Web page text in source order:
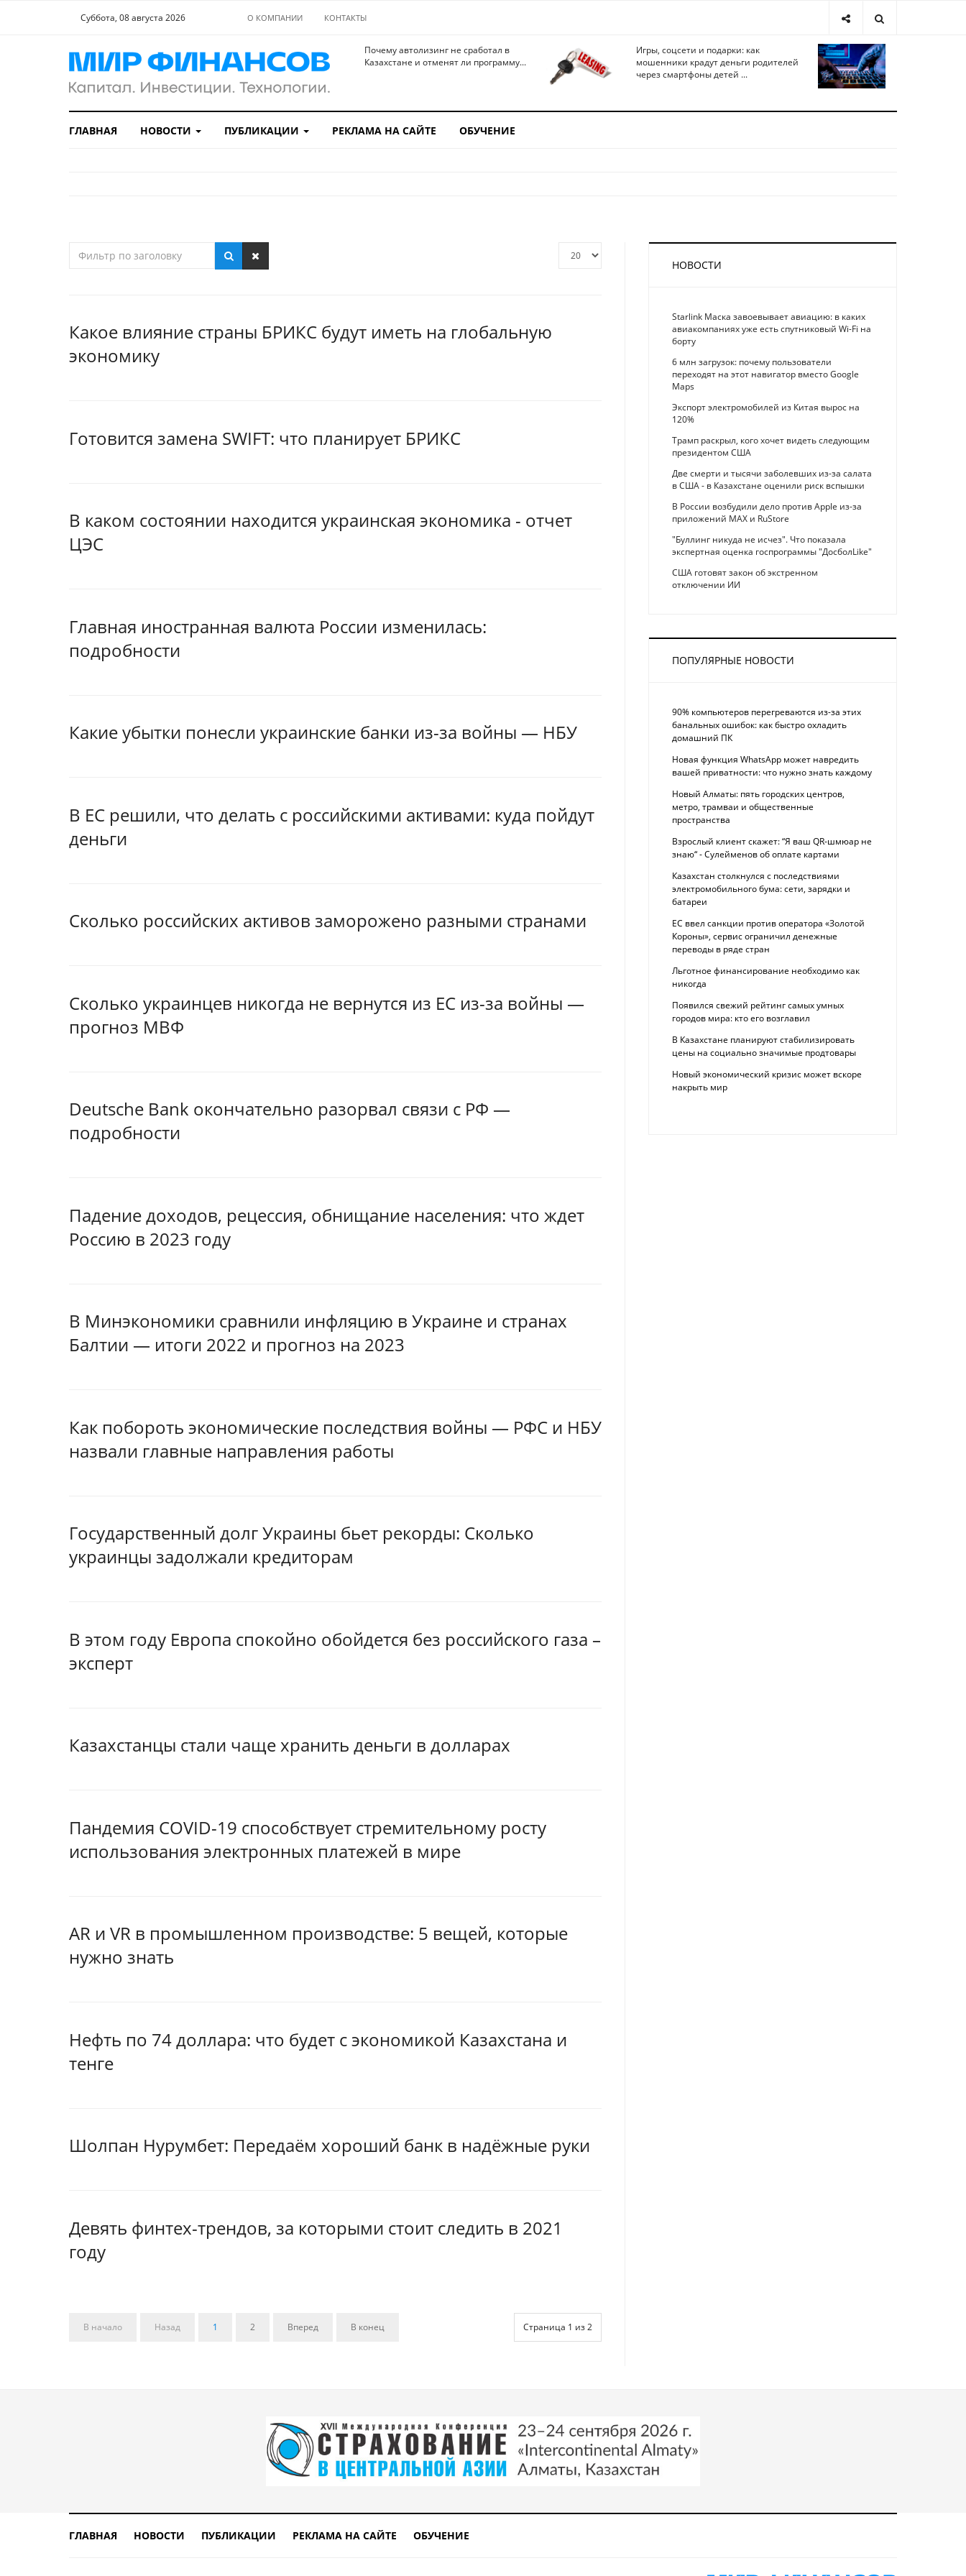
Суббота, 08 августа 2026 О КОМПАНИИ КОНТАКТЫ
Почему автолизинг не сработал в
Казахстане и отменят ли программу...
Игры, соцсети и подарки: как
мошенники крадут деньги родителей
через смартфоны детей ...
ГЛАВНАЯ НОВОСТИ ПУБЛИКАЦИИ РЕКЛАМА НА САЙТЕ ОБУЧЕНИЕ
Какое влияние страны БРИКС будут иметь на глобальную
экономику
Готовится замена SWIFT: что планирует БРИКС
В каком состоянии находится украинская экономика - отчет
ЦЭС
Главная иностранная валюта России изменилась:
подробности
Какие убытки понесли украинские банки из-за войны — НБУ
В ЕС решили, что делать с российскими активами: куда пойдут
деньги
Сколько российских активов заморожено разными странами
Сколько украинцев никогда не вернутся из ЕС из-за войны —
прогноз МВФ
Deutsche Bank окончательно разорвал связи с РФ —
подробности
Падение доходов, рецессия, обнищание населения: что ждет
Россию в 2023 году
В Минэкономики сравнили инфляцию в Украине и странах
Балтии — итоги 2022 и прогноз на 2023
Как побороть экономические последствия войны — РФС и НБУ
назвали главные направления работы
Государственный долг Украины бьет рекорды: Сколько
украинцы задолжали кредиторам
В этом году Европа спокойно обойдется без российского газа –
эксперт
Казахстанцы стали чаще хранить деньги в долларах
Пандемия COVID-19 способствует стремительному росту
использования электронных платежей в мире
AR и VR в промышленном производстве: 5 вещей, которые
нужно знать
Нефть по 74 доллара: что будет с экономикой Казахстана и
тенге
Шолпан Нурумбет: Передаём хороший банк в надёжные руки
Девять финтех-трендов, за которыми стоит следить в 2021
году
Страница 1 из 2
В начало Назад 1 2 Вперед В конец
НОВОСТИ
Starlink Маска завоевывает авиацию: в каких
авиакомпаниях уже есть спутниковый Wi-Fi на
борту
6 млн загрузок: почему пользователи
переходят на этот навигатор вместо Google
Maps
Экспорт электромобилей из Китая вырос на
120%
Трамп раскрыл, кого хочет видеть следующим
президентом США
Две смерти и тысячи заболевших из-за салата
в США - в Казахстане оценили риск вспышки
В России возбудили дело против Apple из-за
приложений MAX и RuStore
"Буллинг никуда не исчез". Что показала
экспертная оценка госпрограммы "ДосболLike"
США готовят закон об экстренном
отключении ИИ
ПОПУЛЯРНЫЕ НОВОСТИ
90% компьютеров перегреваются из-за этих
банальных ошибок: как быстро охладить
домашний ПК
Новая функция WhatsApp может навредить
вашей приватности: что нужно знать каждому
Новый Алматы: пять городских центров,
метро, трамваи и общественные
пространства
Взрослый клиент скажет: “Я ваш QR-шмюар не
знаю“ - Сулейменов об оплате картами
Казахстан столкнулся с последствиями
электромобильного бума: сети, зарядки и
батареи
ЕС ввел санкции против оператора «Золотой
Короны», сервис ограничил денежные
переводы в ряде стран
Льготное финансирование необходимо как
никогда
Появился свежий рейтинг самых умных
городов мира: кто его возглавил
В Казахстане планируют стабилизировать
цены на социально значимые продтовары
Новый экономический кризис может вскоре
накрыть мир
ГЛАВНАЯ НОВОСТИ ПУБЛИКАЦИИ РЕКЛАМА НА САЙТЕ ОБУЧЕНИЕ